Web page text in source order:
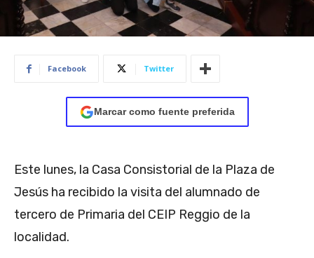
Facebook Twitter
Marcar como fuente preferida
Este lunes, la Casa Consistorial de la Plaza de
Jesús ha recibido la visita del alumnado de
tercero de Primaria del CEIP Reggio de la
localidad.